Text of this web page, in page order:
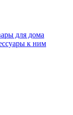
для дома
к ним